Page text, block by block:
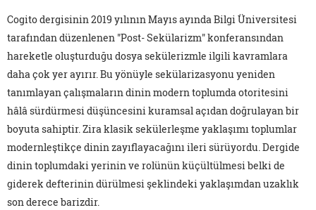
Cogito dergisinin 2019 yılının Mayıs ayında Bilgi Üniversitesi
tarafından düzenlenen "Post- Sekülarizm" konferansından
hareketle oluşturduğu dosya sekülerizmle ilgili kavramlara
daha çok yer ayırır. Bu yönüyle sekülarizasyonu yeniden
tanımlayan çalışmaların dinin modern toplumda otoritesini
hâlâ sürdürmesi düşüncesini kuramsal açıdan doğrulayan bir
boyuta sahiptir. Zira klasik sekülerleşme yaklaşımı toplumlar
modernleştikçe dinin zayıflayacağını ileri sürüyordu. Dergide
dinin toplumdaki yerinin ve rolünün küçültülmesi belki de
giderek defterinin dürülmesi şeklindeki yaklaşımdan uzaklık
son derece barizdir.